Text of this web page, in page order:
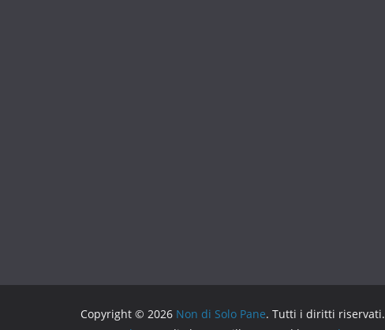
Copyright © 2026 Non di Solo Pane. Tutti i diritti riservati.